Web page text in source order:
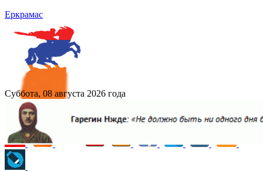
Еркрамас
Суббота, 08 августа 2026 года